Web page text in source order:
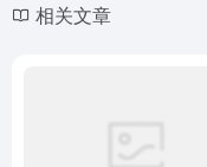
相关文章